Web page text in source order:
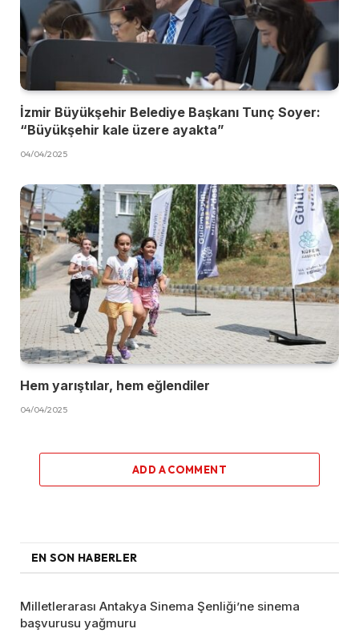
İzmir Büyükşehir Belediye Başkanı Tunç Soyer:
“Büyükşehir kale üzere ayakta”
04/04/2025
Hem yarıştılar, hem eğlendiler
04/04/2025
ADD A COMMENT
EN SON HABERLER
Milletlerarası Antakya Sinema Şenliği’ne sinema
başvurusu yağmuru